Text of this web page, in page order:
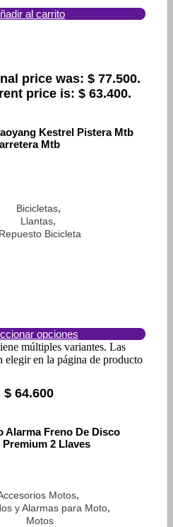
al carrito
price was: $ 77.500.
price is: $ 63.400.
Kestrel Pistera Mtb
Mtb
Bicicletas,
Llantas,
Repuesto Bicicleta
opciones
múltiples variantes. Las
elegir en la página de producto
$ 64.600
Alarma Freno De Disco
2 Llaves
Motos,
y Alarmas para Moto,
Motos